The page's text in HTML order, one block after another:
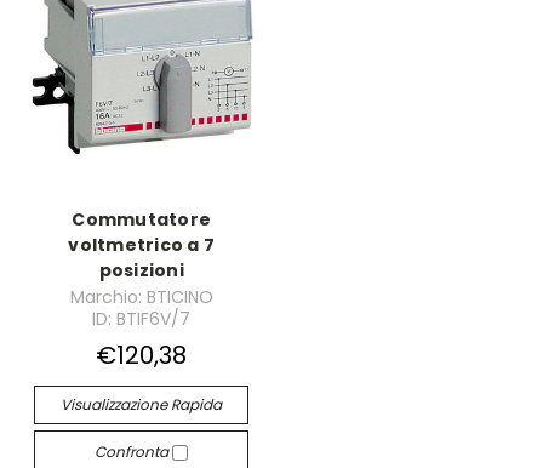
Commutatore
voltmetrico a 7
posizioni
Marchio: BTICINO
ID: BTIF6V/7
€120,38
Visualizzazione Rapida
Confronta